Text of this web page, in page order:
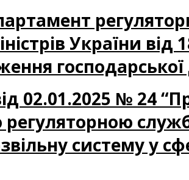
України
господарської
02.01.2025 № 24
систему у